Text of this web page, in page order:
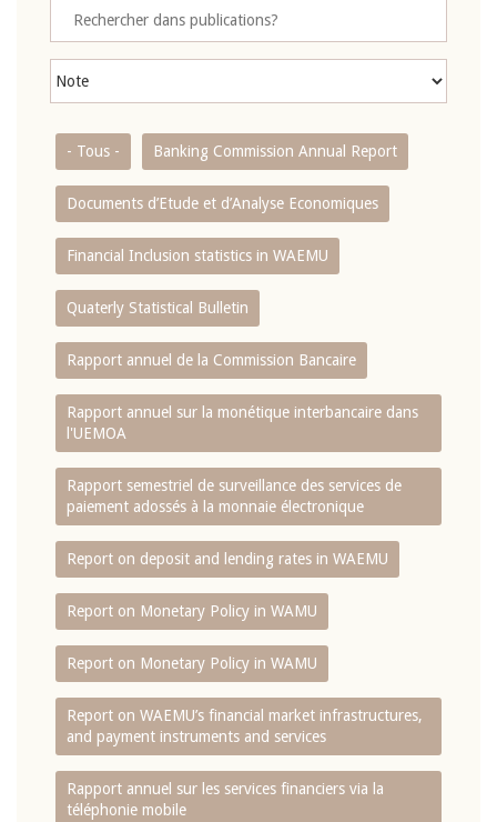
- Tous - Banking Commission Annual Report
Documents d’Etude et d’Analyse Economiques
Financial Inclusion statistics in WAEMU
Quaterly Statistical Bulletin
Rapport annuel de la Commission Bancaire
Rapport annuel sur la monétique interbancaire dans
l'UEMOA
Rapport semestriel de surveillance des services de
paiement adossés à la monnaie électronique
Report on deposit and lending rates in WAEMU
Report on Monetary Policy in WAMU
Report on Monetary Policy in WAMU
Report on WAEMU’s financial market infrastructures,
and payment instruments and services
Rapport annuel sur les services financiers via la
téléphonie mobile